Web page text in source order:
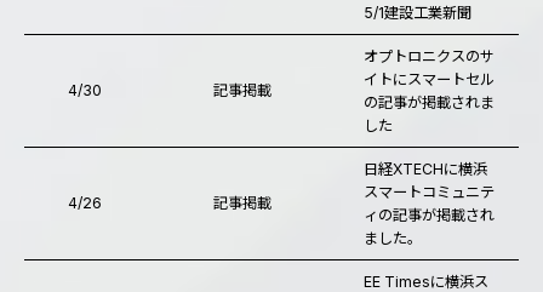
5/1建設工業新聞
4/30 記事掲載
オプトロニクスのサ
イトにスマートセル
の記事が掲載されま
した
4/26 記事掲載
日経XTECHに横浜
スマートコミュニテ
ィの記事が掲載され
ました。
EE Timesに横浜ス